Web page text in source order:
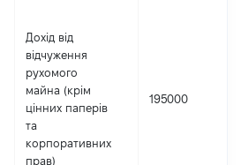
Дохід від
відчуження
рухомого
майна (крім
цінних паперів
та
корпоративних
прав)
195000